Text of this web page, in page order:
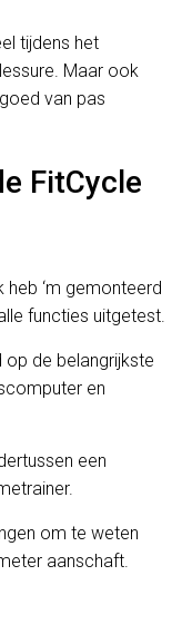
tijdens het
Maar ook
van pas
FitCycle
‘m gemonteerd
functies uitgetest.
de belangrijkste
en
een
om te weten
aanschaft.